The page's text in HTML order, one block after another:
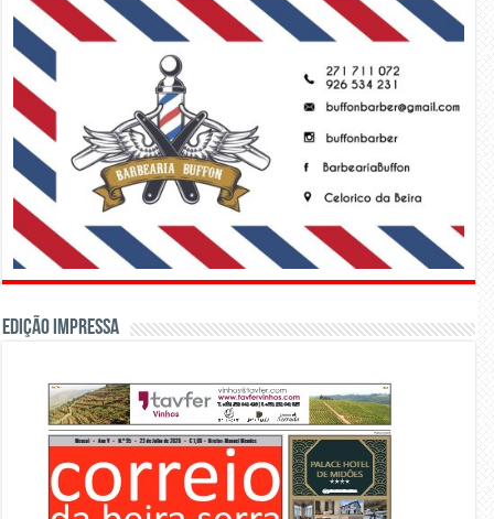
Edição Impressa